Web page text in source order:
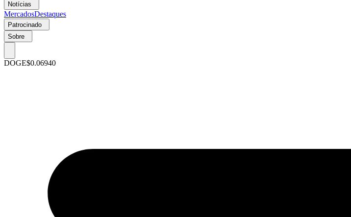
Notícias
MercadosDestaques
Patrocinado
Sobre
DOGE$0.06940